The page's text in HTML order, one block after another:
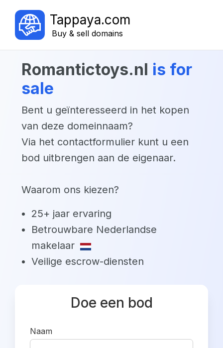
Tappaya.com
Buy & sell domains
romantictoys.nl is for
sale
Bent u geïnteresseerd in het kopen
van deze domeinnaam?
Via het contactformulier kunt u een
bod uitbrengen aan de eigenaar.
Waarom ons kiezen?
25+ jaar ervaring
Betrouwbare Nederlandse
makelaar
Veilige escrow-diensten
Doe een bod
Naam